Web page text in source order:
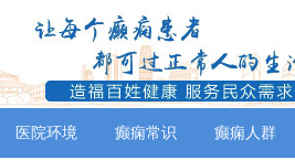
医院环境 癫痫常识 癫痫人群